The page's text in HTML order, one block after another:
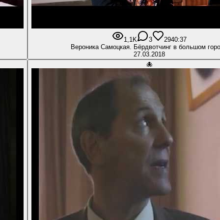
1,1K 3 2940:37
Вероника Самоцкая. Бёрдвотчинг в большом
27.03.2018
🐙